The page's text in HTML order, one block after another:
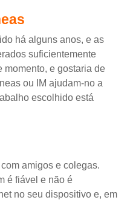
há alguns anos, e as
suficientemente
momento, e gostaria de
ou IM ajudam-no a
escolhido está
amigos e colegas.
é fiável e não é
no seu dispositivo e, em